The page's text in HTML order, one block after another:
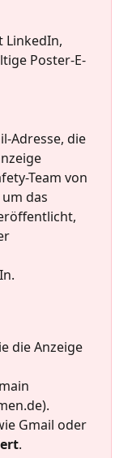
LinkedIn,
Poster-E-
Adresse, die
Team von
das
die Anzeige
Gmail oder
.